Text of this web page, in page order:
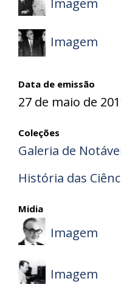
Imagem
Data de emissão
27 de maio de
Coleções
Galeria de
História das
Midia
Imagem
Imagem